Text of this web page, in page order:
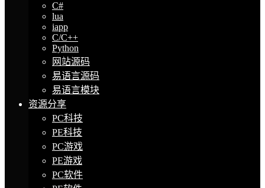
C#
lua
iapp
C/C++
Python
网站源码
易语言源码
易语言模块
资源分享
PC科技
PE科技
PC游戏
PE游戏
PC软件